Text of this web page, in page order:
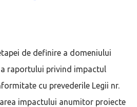
de definire a domeniului
raportului privind impactul
cu prevederile Legii nr.
impactului anumitor proiecte